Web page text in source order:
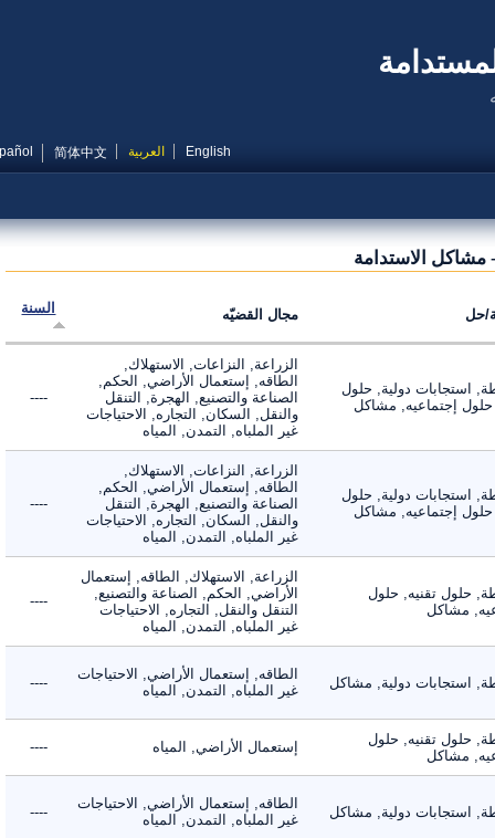
English العربية 简体中文
Español
الاستدامة
مجال القضيّه السنة
استجابات دولية, حلول
إجتماعيه, مشاكل
الزراعة, النزاعات, الاستهلاك,
الطاقه, إستعمال الأراضي, الحكم,
الصناعة والتصنيع, الهجرة, التنقل
والنقل, السكان, التجاره, الاحتياجات
غير الملباه, التمدن, المياه
----
استجابات دولية, حلول
إجتماعيه, مشاكل
الزراعة, النزاعات, الاستهلاك,
الطاقه, إستعمال الأراضي, الحكم,
الصناعة والتصنيع, الهجرة, التنقل
والنقل, السكان, التجاره, الاحتياجات
غير الملباه, التمدن, المياه
----
حلول تقنيه, حلول
مشاكل
الزراعة, الاستهلاك, الطاقه, إستعمال
الأراضي, الحكم, الصناعة والتصنيع,
التنقل والنقل, التجاره, الاحتياجات
غير الملباه, التمدن, المياه
----
استجابات دولية, مشاكل
الطاقه, إستعمال الأراضي, الاحتياجات
غير الملباه, التمدن, المياه
----
حلول تقنيه, حلول
مشاكل
إستعمال الأراضي, المياه ----
استجابات دولية, مشاكل
الطاقه, إستعمال الأراضي, الاحتياجات
غير الملباه, التمدن, المياه
----